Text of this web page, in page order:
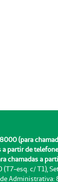
(para
partir de
chamadas a
(T7-esq. c/ T1),
Administrativa: